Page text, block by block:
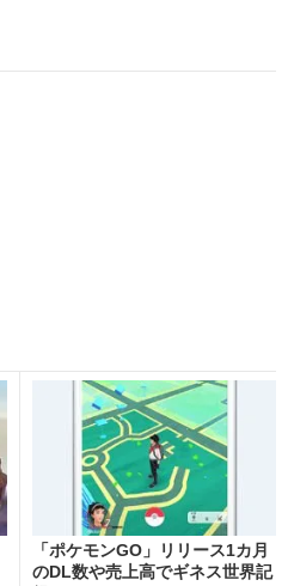
「ポケモンGO」リリース1カ月
のDL数や売上高でギネス世界記